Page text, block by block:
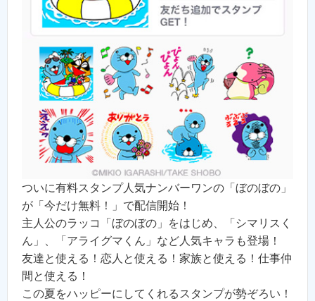
ついに有料スタンプ人気ナンバーワンの「ぼのぼの」
が「今だけ無料！」で配信開始！
主人公のラッコ「ぼのぼの」をはじめ、「シマリスく
ん」、「アライグマくん」など人気キャラも登場！
友達と使える！恋人と使える！家族と使える！仕事仲
間と使える！
この夏をハッピーにしてくれるスタンプが勢ぞろい！